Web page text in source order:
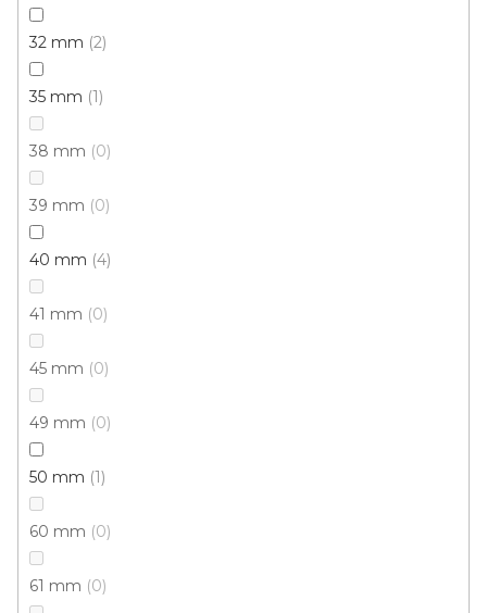
32 mm 2
35 mm 1
38 mm 0
39 mm 0
40 mm 4
41 mm 0
45 mm 0
49 mm 0
50 mm 1
60 mm 0
61 mm 0
od
Buk Dub